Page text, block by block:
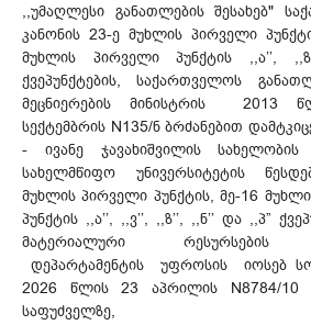
,,უმაღლესი განათლების შესახებ"
კანონის 23-ე მუხლის პირველი
მუხლის პირველი პუნქტის ,,ა’’,
ქვეპუნქტების, საქართველოს
მეცნიერების მინისტრის
სექტემბრის N135/ნ ბრძანებით
- ივანე ჯავახიშვილის სახელობის
სახელმწიფო უნივერსიტეტის
მუხლის პირველი პუნქტის, მე-16
პუნქტის ,,ა’’, ,,ვ’’, ,,ზ’’, ,,ნ’’ და ,,პ”
მატერიალური რესურსების
დეპარტამენტის უფროსის იოსებ
2026 წლის 23 აპრილის N8784/
საფუძველზე,